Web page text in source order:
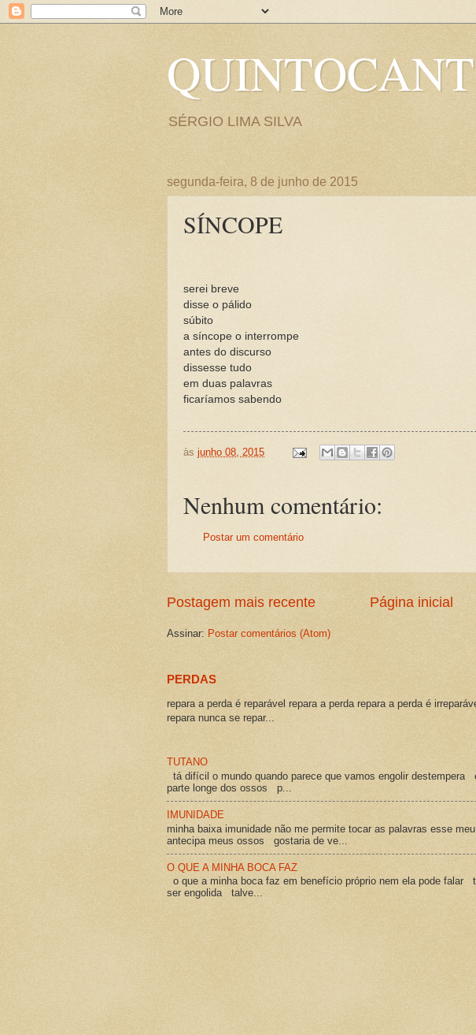
SÉRGIO LIMA SILVA
segunda-feira, 8 de junho de 2015
SÍNCOPE
serei breve
disse o pálido
súbito
a síncope o interrompe
antes do discurso
dissesse tudo
em duas palavras
ficaríamos sabendo
às junho 08, 2015
Nenhum comentário:
Postar um comentário
Postagem mais recente Página inicial
Assinar: Postar comentários (Atom)
PERDAS
repara a perda é reparável repara a perda repara a perda é
repara nunca se repar...
TUTANO
tá difícil o mundo quando parece que vamos engolir destempera
parte longe dos ossos p...
IMUNIDADE
minha baixa imunidade não me permite tocar as palavras esse
antecipa meus ossos gostaria de ve...
O QUE A MINHA BOCA FAZ
o que a minha boca faz em benefício próprio nem ela pode falar
ser engolida talve...